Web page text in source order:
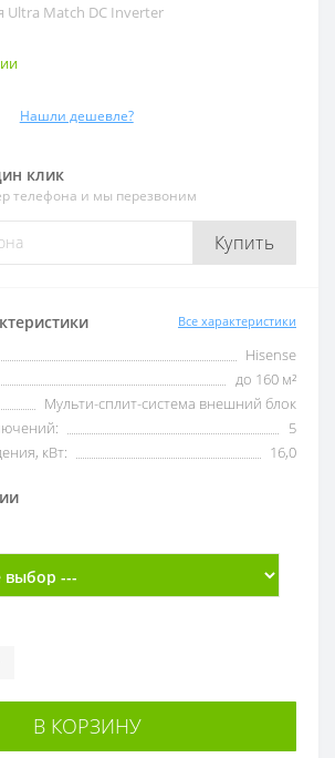
Ultra Match DC Inverter
Нашли дешевле?
клик
телефона и мы перезвоним
Купить
Все характеристики
Hisense
до 160 м²
Мульти-сплит-система внешний блок
5
кВт:
16,0
В КОРЗИНУ